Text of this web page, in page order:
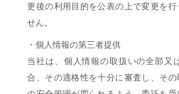
更後の利用目的を公表の上で変更を
せん。
・個人情報の第三者提供
当社は、個人情報の取扱いの全部又
合、その適格性を十分に審査し、そ